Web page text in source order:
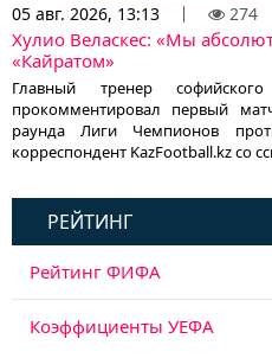
05 авг. 2026, 13:13 274
Хулио Веласкес: «Мы
«Кайратом»
Главный тренер
прокомментировал первый
раунда Лиги Чемпионов
корреспондент KazFootball.kz со
РЕЙТИНГ
Рейтинг ФИФА
Коэффициенты УЕФА